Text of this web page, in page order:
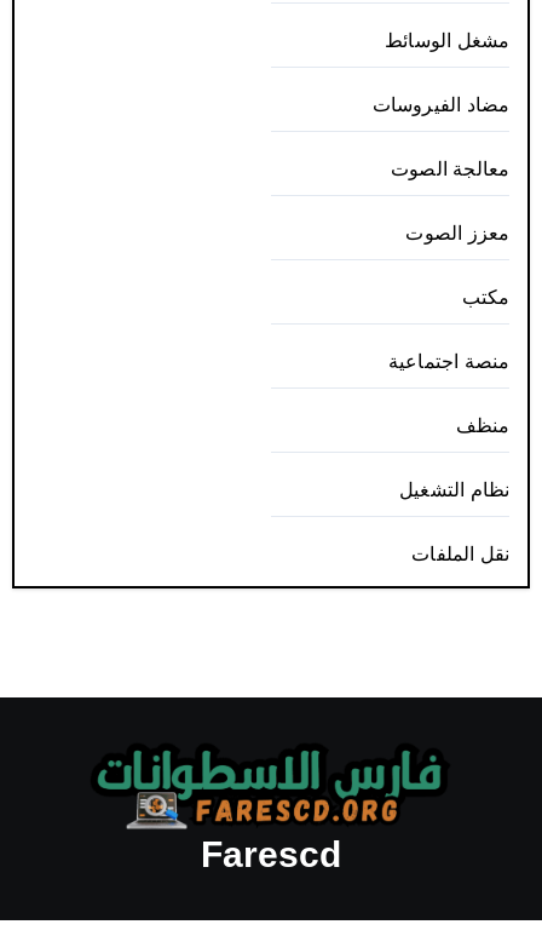
مشغل الوسائط
مضاد الفيروسات
معالجة الصوت
معزز الصوت
مكتب
منصة اجتماعية
منظف
نظام التشغيل
نقل الملفات
Farescd